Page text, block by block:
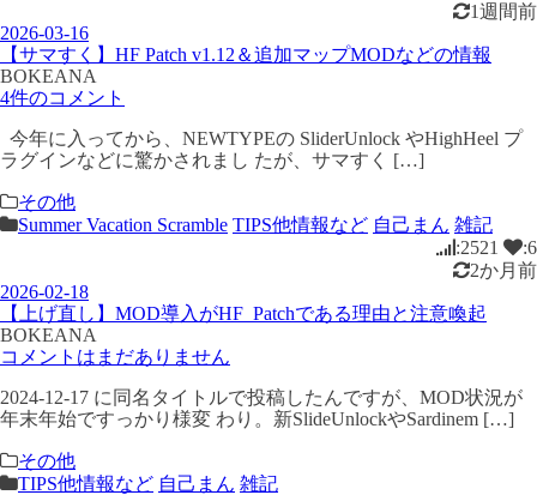
1週間前
2026-03-16
【サマすく】HF Patch v1.12＆追加マップMODなどの情報
BOKEANA
4件のコメント
今年に入ってから、NEWTYPEの SliderUnlock やHighHeel プ
ラグインなどに驚かされまし たが、サマすく […]
その他
Summer Vacation Scramble TIPS他情報など 自己まん 雑記
:2521
:6
2か月前
2026-02-18
【上げ直し】MOD導入がHF_Patchである理由と注意喚起
BOKEANA
コメントはまだありません
2024-12-17 に同名タイトルで投稿したんですが、MOD状況が
年末年始ですっかり様変 わり。新SlideUnlockやSardinem […]
その他
TIPS他情報など 自己まん 雑記